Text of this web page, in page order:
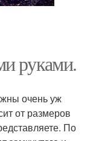
руками.
очень уж
от размеров
По